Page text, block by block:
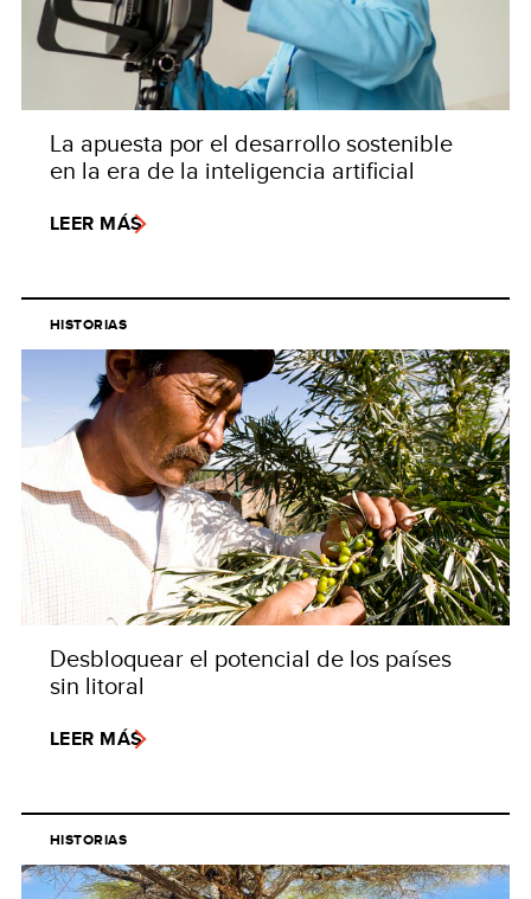
La apuesta por el desarrollo sostenible
en la era de la inteligencia artificial
LEER MÁS
HISTORIAS
Desbloquear el potencial de los países
sin litoral
LEER MÁS
HISTORIAS